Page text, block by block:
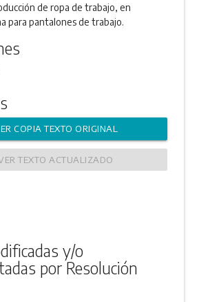
de ropa de trabajo, en
para pantalones de trabajo.
COPIA TEXTO ORIGINAL
TEXTO ACTUALIZADO
y/o
por Resolución